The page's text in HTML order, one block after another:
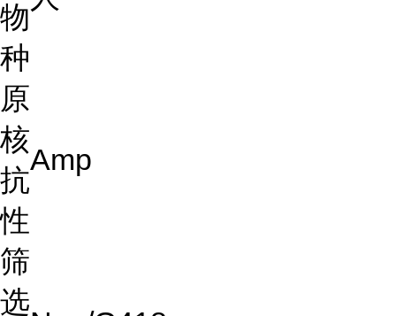
物
种
原
核
抗
性
Amp
筛
选